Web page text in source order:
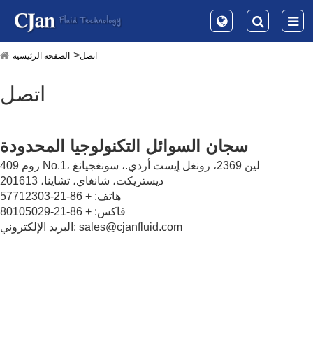
الصفحة الرئيسية اتصل
اتصل
سجان السوائل التكنولوجيا المحدودة
روم 409 No.1، لين 2369، رونغل إيست أردي.، سونغجيانغ
ديستريكت، شانغاي، تشاينا، 201613
هاتف: + 86-21-57712303
فاكس: + 86-21-80105029
البريد الإلكتروني: sales@cjanfluid.com